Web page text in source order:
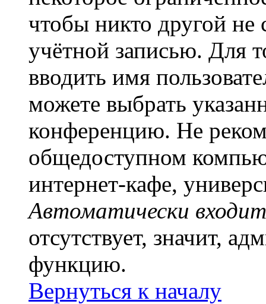
чтобы никто другой не
учётной записью. Для
вводить имя
можете выбрать
конференцию. Не
общедоступном
интернет-кафе,
Автоматически
отсутствует, значит,
функцию.
Вернуться к началу